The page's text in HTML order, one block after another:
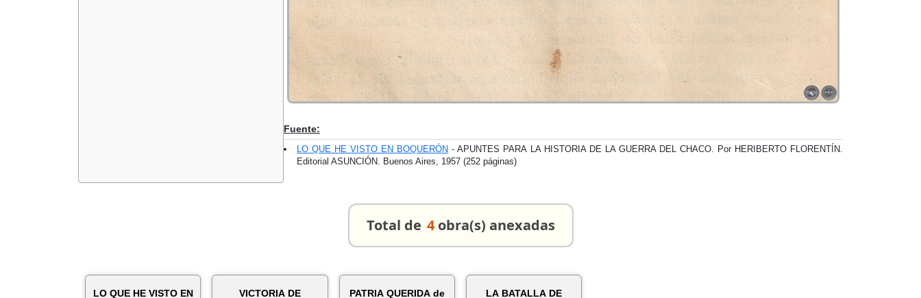
Fuente:
LO QUE HE VISTO EN BOQUERÓN - APUNTES PARA LA HISTORIA DE LA GUERRA DEL CHACO. Por HERIBERTO FLORENTÍN.
Editorial ASUNCIÓN. Buenos Aires, 1957 (252 páginas)
Total de 4 obra(s) anexadas
LO QUE HE VISTO EN VICTORIA DE PATRIA QUERIDA de LA BATALLA DE